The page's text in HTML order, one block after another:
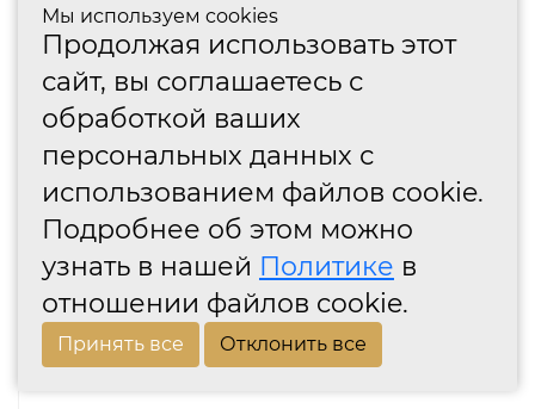
Мы используем cookies
Продолжая использовать этот
сайт, вы соглашаетесь с
обработкой ваших
персональных данных с
использованием файлов cookie.
Подробнее об этом можно
узнать в нашей Политике в
отношении файлов cookie.
Принять все Отклонить все